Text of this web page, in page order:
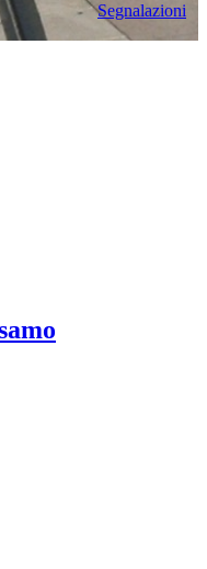
Segnalazioni